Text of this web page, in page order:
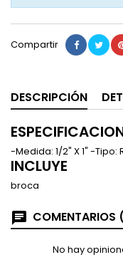
Compartir
DESCRIPCIÓN
-Medida: 1/2" X 1" -Tipo:
INCLUYE
broca
No hay